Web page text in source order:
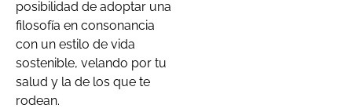
posibilidad de adoptar una
filosofía en consonancia
con un estilo de vida
sostenible, velando por tu
salud y la de los que te
rodean.